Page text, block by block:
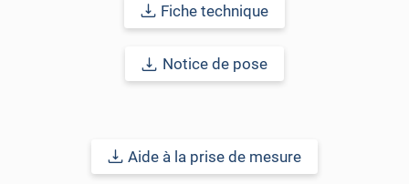
5 à 8 anspour une application verticale en Europe
MIROIR208x
Fiche technique
Notice de pose
Aide à la prise de mesure